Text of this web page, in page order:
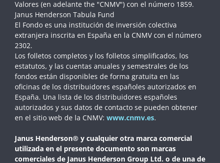
Valores (en adelante the "CNMV") con el número 1859.
Janus Henderson Tabula Fund
El Fondo es una institución de inversión colectiva
extranjera inscrita en España en la CNMV con el número
2302.
Los folletos completos y los folletos simplificados, los
estatutos, y las cuentas anuales y semestrales de los
fondos están disponibles de forma gratuita en las
oficinas de los distribuidores españoles autorizados en
España. Una lista de los distribuidores españoles
autorizados y sus datos de contacto se pueden obtener
en el sitio web de la CNMV: www.cnmv.es.
Janus Henderson® y cualquier otra marca comercial
utilizada en el presente documento son marcas
comerciales de Janus Henderson Group Ltd. o de una de